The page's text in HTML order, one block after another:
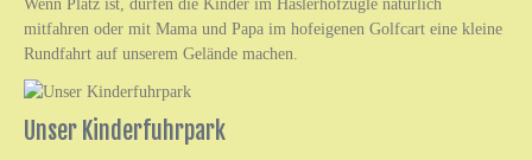
Wenn Platz ist, dürfen die Kinder im Haslerhofzügle natürlich
mitfahren oder mit Mama und Papa im hofeigenen Golfcart eine kleine
Rundfahrt auf unserem Gelände machen.
Unser Kinderfuhrpark